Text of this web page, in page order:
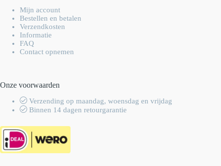
Mijn account
Bestellen en betalen
Verzendkosten
Informatie
FAQ
Contact opnemen
Onze voorwaarden
Verzending op maandag, woensdag en vrijdag
Binnen 14 dagen retourgarantie